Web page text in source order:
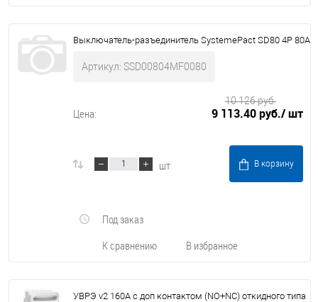
Выключатель-разъединитель SystemePact SD80 4P 80A
Артикул: SSD00804MF0080
Цена: 9 113.40 руб./ шт
10 126 руб.
шт В корзину
К сравнению В избранное
Под заказ
УВРЭ v2 160А с доп контактом (NO+NC) откидного типа